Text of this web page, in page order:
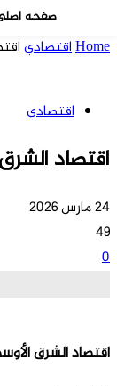
صفحه
Homeاقتصادي
اقتصادي
اقتصاد
24 مارس 2026
49
0
اقتصاد الشرق